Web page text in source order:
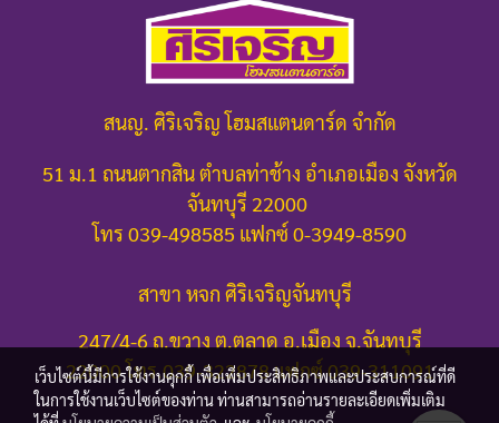
สนญ. ศิริเจริญ โฮมสแตนดาร์ด จำกัด
51 ม.1 ถนนตากสิน ตำบลท่าช้าง อำเภอเมือง จังหวัด
จันทบุรี 22000
โทร 039-498585 แฟกซ์ 0-3949-8590
สาขา หจก ศิริเจริญจันทบุรี
247/4-6 ถ.ขวาง ต.ตลาด อ.เมือง จ.จันทบุรี
22000โทร.039-322878 แฟกซ์ 039-311091
เว็บไซต์นี้มีการใช้งานคุกกี้ เพื่อเพิ่มประสิทธิภาพและประสบการณ์ที่ดี
ในการใช้งานเว็บไซต์ของท่าน ท่านสามารถอ่านรายละเอียดเพิ่มเติม